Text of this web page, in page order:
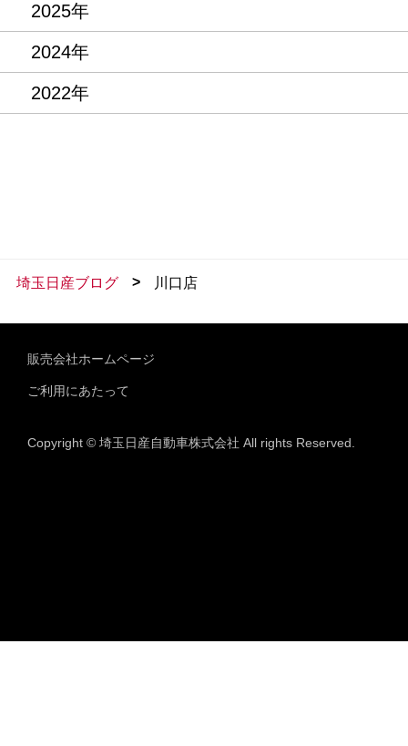
2025年
2024年
2022年
埼玉日産ブログ > 川口店
販売会社ホームページ
ご利用にあたって
Copyright © 埼玉日産自動車株式会社 All rights Reserved.